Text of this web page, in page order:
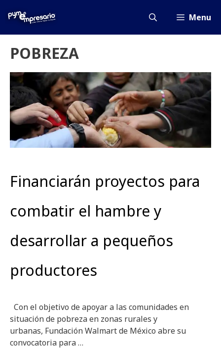
Menu
POBREZA
Financiarán proyectos para
combatir el hambre y
desarrollar a pequeños
productores
Con el objetivo de apoyar a las comunidades en
situación de pobreza en zonas rurales y
urbanas, Fundación Walmart de México abre su
convocatoria para …